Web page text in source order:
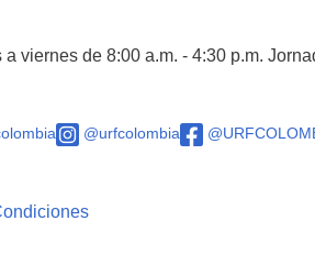
viernes de 8:00 a.m. - 4:30 p.m.
@urfcolombia